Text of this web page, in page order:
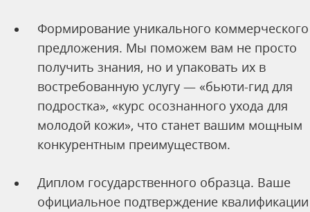
Формирование уникального коммерческого
предложения. Мы поможем вам не просто
получить знания, но и упаковать их в
востребованную услугу — «бьюти-гид для
подростка», «курс осознанного ухода для
молодой кожи», что станет вашим мощным
конкурентным преимуществом.
Диплом государственного образца. Ваше
официальное подтверждение квалификации